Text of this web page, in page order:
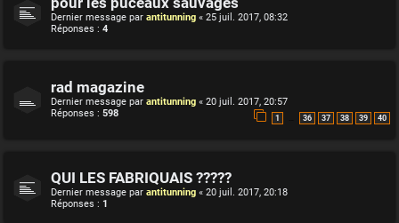
Dernier message par antitunning « 25 juil. 2017, 08:32
Réponses : 4
rad magazine
Dernier message par antitunning « 20 juil. 2017, 20:57
Réponses : 598 1 36 37 38 39 40
QUI LES FABRIQUAIS ?????
Dernier message par antitunning « 20 juil. 2017, 20:18
Réponses : 1